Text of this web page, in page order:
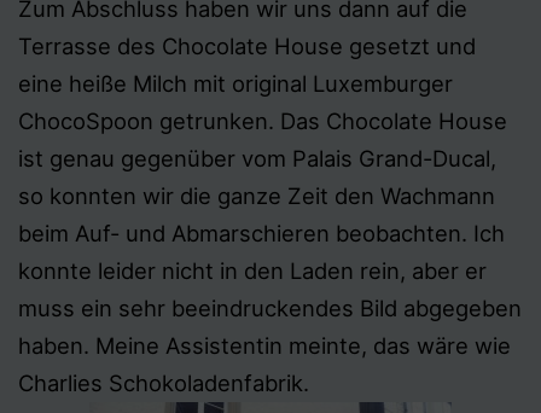
Zum Abschluss haben wir uns dann auf die
Terrasse des Chocolate House gesetzt und
eine heiße Milch mit original Luxemburger
ChocoSpoon getrunken. Das Chocolate House
ist genau gegenüber vom Palais Grand-Ducal,
so konnten wir die ganze Zeit den Wachmann
beim Auf- und Abmarschieren beobachten. Ich
konnte leider nicht in den Laden rein, aber er
muss ein sehr beeindruckendes Bild abgegeben
haben. Meine Assistentin meinte, das wäre wie
Charlies Schokoladenfabrik.